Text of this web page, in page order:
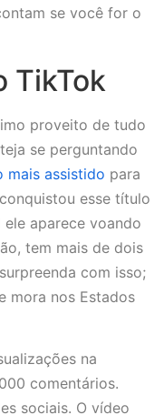
se você for o
TikTok
proveito de tudo
se perguntando
mais assistido para
esse título
aparece voando
tem mais de dois
com isso;
mora nos Estados
na
comentários.
sociais. O vídeo